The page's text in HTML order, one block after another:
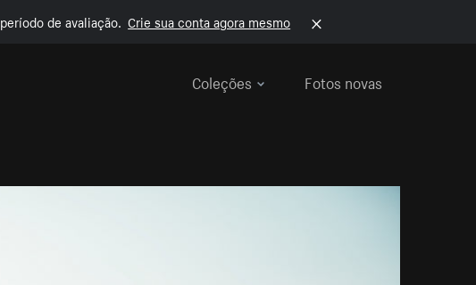
de avaliação. Crie sua conta agora mesmo
Coleções
Fotos novas